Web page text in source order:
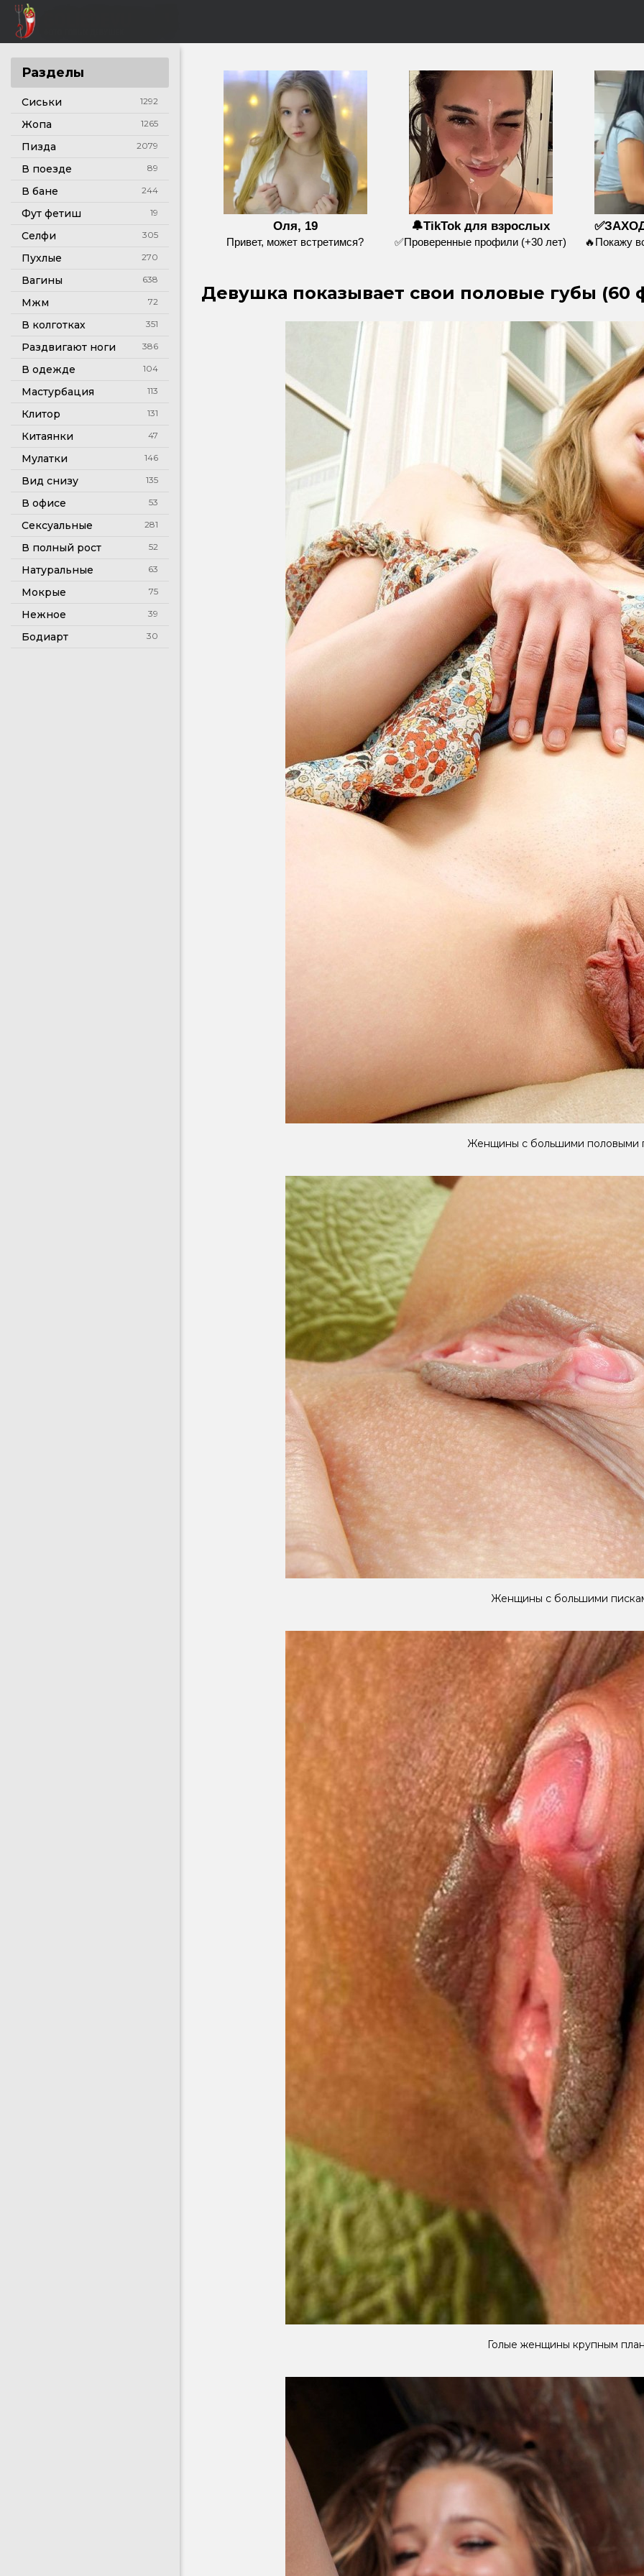
Разделы
Сиськи 1292
Жопа 1265
Пизда 2079
В поезде 89
В бане 244
Фут фетиш 19
Селфи 305
Пухлые 270
Вагины 638
Мжм 72
В колготках 351
Раздвигают ноги 386
В одежде 104
Мастурбация 113
Клитор 131
Китаянки 47
Мулатки 146
Вид снизу 135
В офисе 53
Сексуальные 281
В полный рост 52
Натуральные 63
Мокрые 75
Нежное 39
Бодиарт 30
Оля, 19
Привет, может встретимся?
🔔TikTok для взрослых
✅Проверенные профили (+30 лет) 🔥Покажу
Девушка показывает свои половые губы (60
Женщины с большими половыми
Женщины с большими
Голые женщины крупным